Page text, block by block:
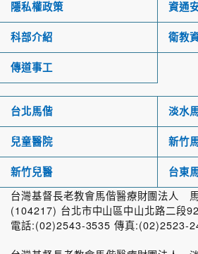
隱私權政策 資通
科部介紹 衛教
傳道事工
台北馬偕 淡水
兒童醫院 新竹
新竹兒醫 台東
台灣基督長老教會馬偕醫療財團法人
(104217) 台北市中山區中山北路二段
電話:(02)2543-3535 傳真:(02)2523-